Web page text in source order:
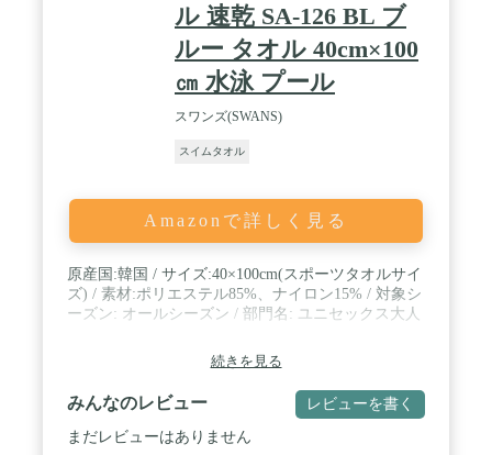
ル 速乾 SA-126 BL ブ
ルー タオル 40cm×100
㎝ 水泳 プール
スワンズ(SWANS)
スイムタオル
Amazonで詳しく見る
原産国:韓国 / サイズ:40×100cm(スポーツタオルサイ
ズ) / 素材:ポリエステル85%、ナイロン15% / 対象シ
ーズン: オールシーズン / 部門名: ユニセックス大人
続きを見る
みんなのレビュー レビューを書く
まだレビューはありません